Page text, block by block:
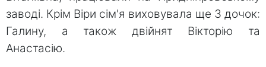
заводі. Крім Віри сім'я виховувала ще 3 дочок:
Галину, а також двійнят Вікторію та
Анастасію.